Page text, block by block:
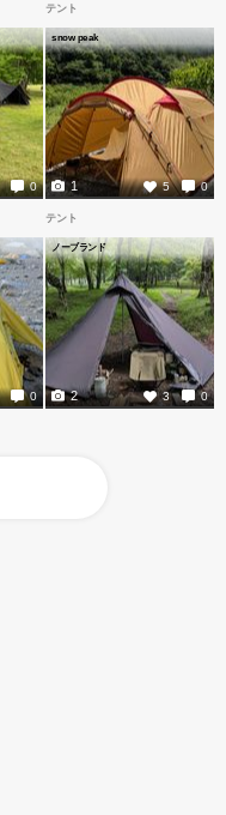
0
テント
snow peak
5 0
1
0
テント
ノーブランド
3 0
2